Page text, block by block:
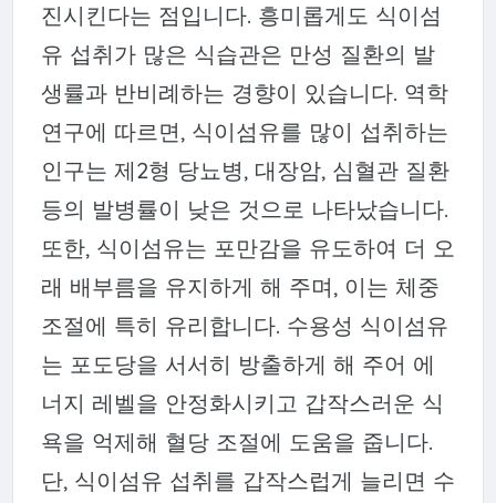
진시킨다는 점입니다. 흥미롭게도 식이섬
유 섭취가 많은 식습관은 만성 질환의 발
생률과 반비례하는 경향이 있습니다. 역학
연구에 따르면, 식이섬유를 많이 섭취하는
인구는 제2형 당뇨병, 대장암, 심혈관 질환
등의 발병률이 낮은 것으로 나타났습니다.
또한, 식이섬유는 포만감을 유도하여 더 오
래 배부름을 유지하게 해 주며, 이는 체중
조절에 특히 유리합니다. 수용성 식이섬유
는 포도당을 서서히 방출하게 해 주어 에
너지 레벨을 안정화시키고 갑작스러운 식
욕을 억제해 혈당 조절에 도움을 줍니다.
단, 식이섬유 섭취를 갑작스럽게 늘리면 수